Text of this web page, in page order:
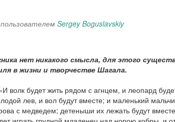
Sergey Boguslavskiy
нет никакого смысла, для этого
в жизни и творчестве Шагала.
волк будет жить рядом с агнцем, и леопард
лев, и вол будут вместе; и маленький
с медведем; детеныши их лежать будут